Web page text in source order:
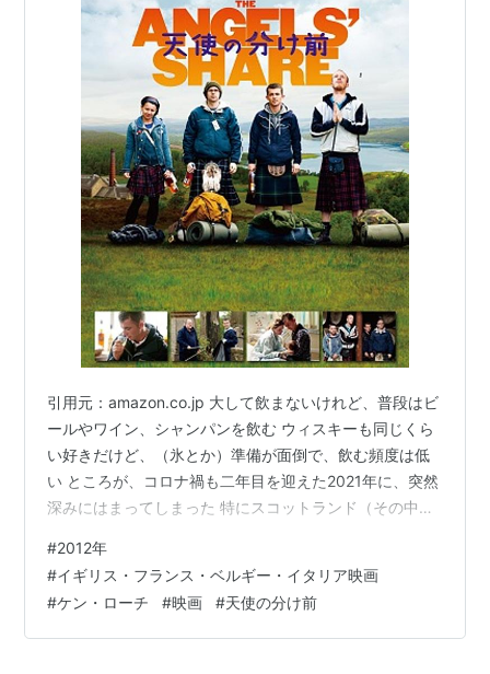
引用元：amazon.co.jp 大して飲まないけれど、普段はビ
ールやワイン、シャンパンを飲む ウィスキーも同じくら
い好きだけど、（氷とか）準備が面倒で、飲む頻度は低
い ところが、コロナ禍も二年目を迎えた2021年に、突然
深みにはまってしまった 特にスコットランド（その中で
になってから、ビールやワインの登場が減ってしまうほ
どに （氷を用意するのが面倒なこともあって）ストレー
トで飲み始めたことで、前より味わえるようになったこ
とも大きい そもそも「美味しいウィスキーを水で割って
#2012年
#イギリス・フランス・ベルギー・イタリア映画
#ケン・ローチ #映画 #天使の分け前